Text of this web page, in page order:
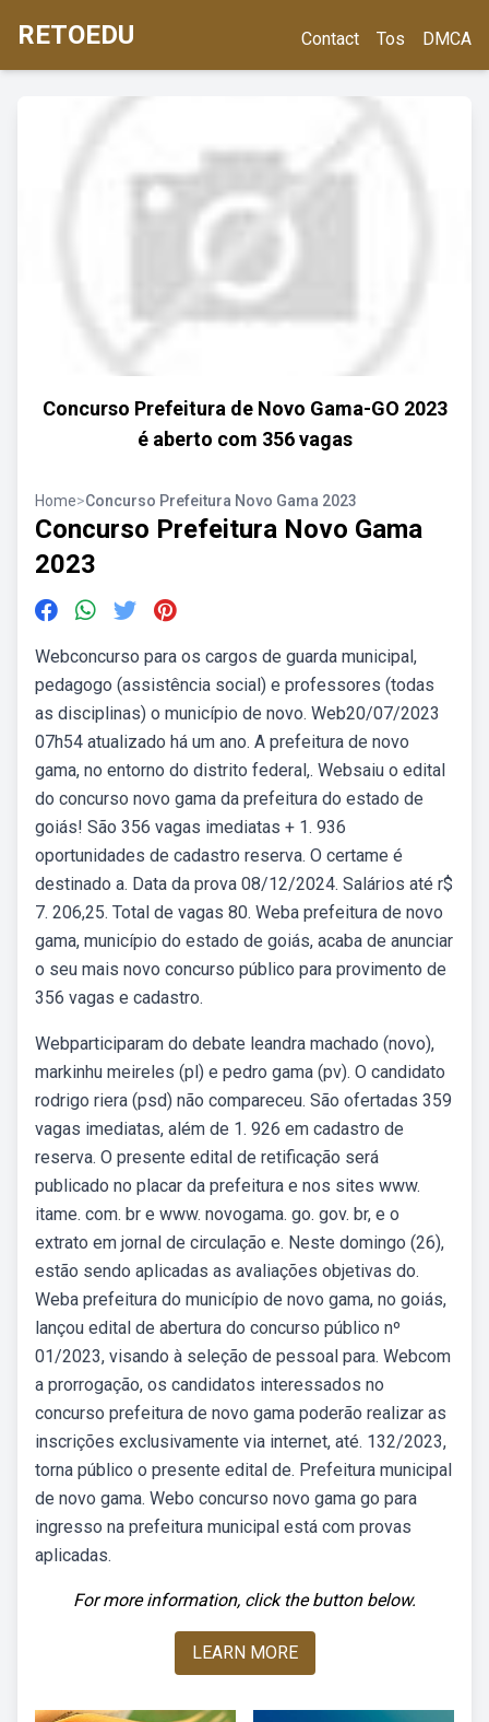
RETOEDU Contact Tos DMCA
Concurso Prefeitura de Novo Gama-GO 2023
é aberto com 356 vagas
Home>Concurso Prefeitura Novo Gama 2023
Concurso Prefeitura Novo Gama
2023
Webconcurso para os cargos de guarda municipal,
pedagogo (assistência social) e professores (todas
as disciplinas) o município de novo. Web20/07/2023
07h54 atualizado há um ano. A prefeitura de novo
gama, no entorno do distrito federal,. Websaiu o edital
do concurso novo gama da prefeitura do estado de
goiás! São 356 vagas imediatas + 1. 936
oportunidades de cadastro reserva. O certame é
destinado a. Data da prova 08/12/2024. Salários até r$
7. 206,25. Total de vagas 80. Weba prefeitura de novo
gama, município do estado de goiás, acaba de anunciar
o seu mais novo concurso público para provimento de
356 vagas e cadastro.
Webparticiparam do debate leandra machado (novo),
markinhu meireles (pl) e pedro gama (pv). O candidato
rodrigo riera (psd) não compareceu. São ofertadas 359
vagas imediatas, além de 1. 926 em cadastro de
reserva. O presente edital de retificação será
publicado no placar da prefeitura e nos sites www.
itame. com. br e www. novogama. go. gov. br, e o
extrato em jornal de circulação e. Neste domingo (26),
estão sendo aplicadas as avaliações objetivas do.
Weba prefeitura do município de novo gama, no goiás,
lançou edital de abertura do concurso público nº
01/2023, visando à seleção de pessoal para. Webcom
a prorrogação, os candidatos interessados no
concurso prefeitura de novo gama poderão realizar as
inscrições exclusivamente via internet, até. 132/2023,
torna público o presente edital de. Prefeitura municipal
de novo gama. Webo concurso novo gama go para
ingresso na prefeitura municipal está com provas
aplicadas.
For more information, click the button below.
LEARN MORE